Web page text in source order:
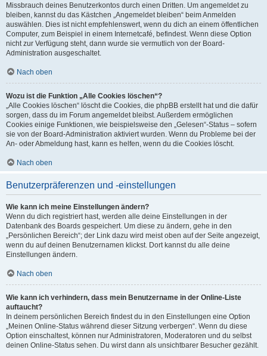
Missbrauch deines Benutzerkontos durch einen Dritten. Um angemeldet zu
bleiben, kannst du das Kästchen „Angemeldet bleiben“ beim Anmelden
auswählen. Dies ist nicht empfehlenswert, wenn du dich an einem öffentlichen
Computer, zum Beispiel in einem Internetcafé, befindest. Wenn diese Option
nicht zur Verfügung steht, dann wurde sie vermutlich von der Board-
Administration ausgeschaltet.
Nach oben
Wozu ist die Funktion „Alle Cookies löschen“?
„Alle Cookies löschen“ löscht die Cookies, die phpBB erstellt hat und die dafür
sorgen, dass du im Forum angemeldet bleibst. Außerdem ermöglichen
Cookies einige Funktionen, wie beispielsweise den „Gelesen“-Status – sofern
sie von der Board-Administration aktiviert wurden. Wenn du Probleme bei der
An- oder Abmeldung hast, kann es helfen, wenn du die Cookies löscht.
Nach oben
Benutzerpräferenzen und -einstellungen
Wie kann ich meine Einstellungen ändern?
Wenn du dich registriert hast, werden alle deine Einstellungen in der
Datenbank des Boards gespeichert. Um diese zu ändern, gehe in den
„Persönlichen Bereich“; der Link dazu wird meist oben auf der Seite angezeigt,
wenn du auf deinen Benutzernamen klickst. Dort kannst du alle deine
Einstellungen ändern.
Nach oben
Wie kann ich verhindern, dass mein Benutzername in der Online-Liste
auftaucht?
In deinem persönlichen Bereich findest du in den Einstellungen eine Option
„Meinen Online-Status während dieser Sitzung verbergen“. Wenn du diese
Option einschaltest, können nur Administratoren, Moderatoren und du selbst
deinen Online-Status sehen. Du wirst dann als unsichtbarer Besucher gezählt.